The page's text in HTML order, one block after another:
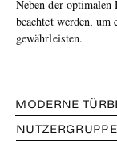
Neben der optimalen
beachtet werden,
gewährleisten.
MODERNE